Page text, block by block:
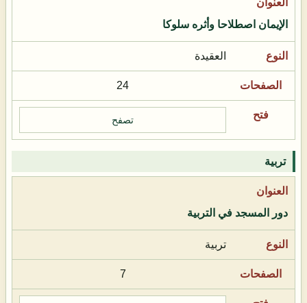
الإيمان اصطلاحا وأثره سلوكا
العقيدة
24
تصفح
تربية
دور المسجد في التربية
تربية
7